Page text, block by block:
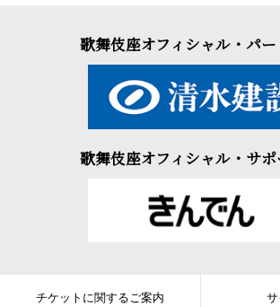
歌舞伎座オフィシャル・パ
歌舞伎座オフィシャル・サ
チケットに関するご案内